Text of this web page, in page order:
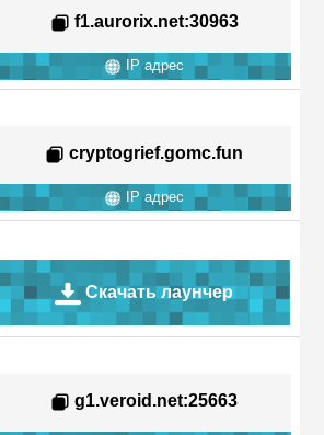
f1.aurorix.net:30963
IP адрес
cryptogrief.gomc.fun
IP адрес
Скачать лаунчер
g1.veroid.net:25663